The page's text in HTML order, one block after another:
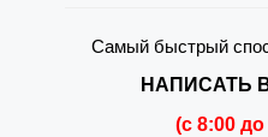
Самый быстрый
НАПИСАТЬ
(c 8:00